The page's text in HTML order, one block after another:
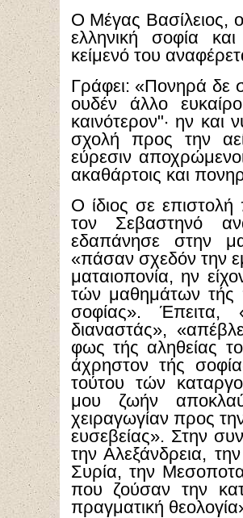
Ο Μέγας Βασίλειος,
ελληνική σοφία
κείμενό του
Γράφει: «Πονηρά δε
ουδέν άλλο
καινότερον"· ην και
σχολή προς την
εύρεσιν
ακαθάρτοις και
Ο ίδιος σε
τον Σεβαστηνό
εδαπάνησε στην
«πάσαν σχεδόν την
ματαιοπονία, ην
τών μαθημάτων
σοφίας».
διαναστάς»,
φως τής αληθείας
άχρηστον τής
τούτου τών
μου ζωήν
χειραγωγίαν προς
ευσεβείας». Στην
την Αλεξάνδρεια,
Συρία, την
που ζούσαν την
πραγματική